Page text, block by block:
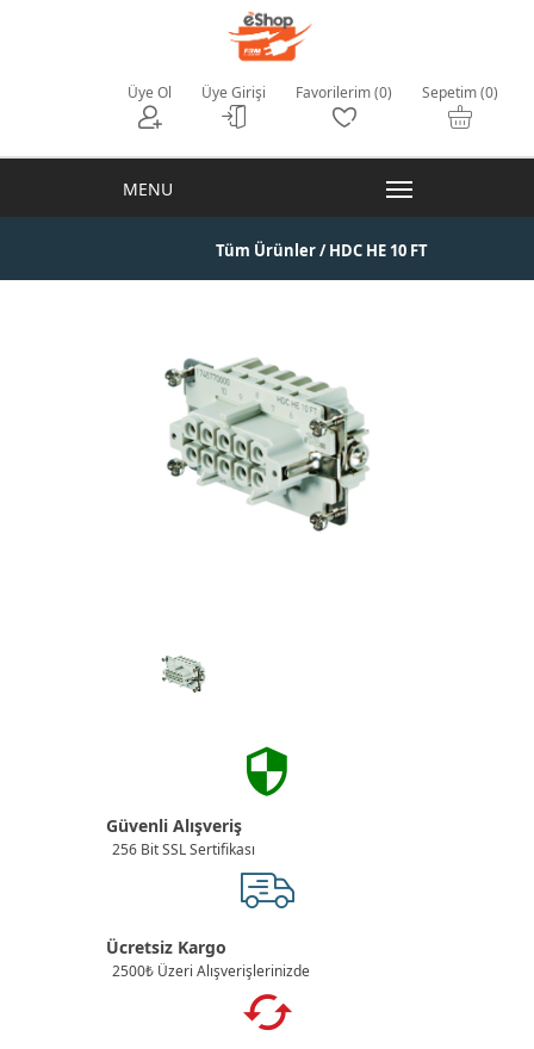
Üye Ol Üye Girişi Favorilerim (0) Sepetim (0)
Tüm Ürünler/ HDC HE 10 FT
Güvenli Alışveriş
256 Bit SSL Sertifikası
Ücretsiz Kargo
2500₺ Üzeri Alışverişlerinizde